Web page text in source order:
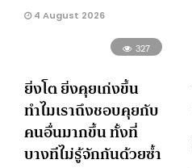
4 August 2026
327
ยิ่งโต ยิ่งคุยเก่งขึ้น
ทำไมเราถึงชอบคุยกับ
คนอื่นมากขึ้น ทั้งที่
บางทีไม่รู้จักกันด้วยซ้ำ